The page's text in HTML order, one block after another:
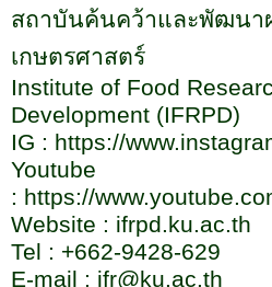
สถาบันค้นคว้าและพัฒน
เกษตรศาสตร์
Institute of Food
Development (IFRPD)
IG : https://
Youtube
: https://
Website : ifrpd.ku.ac.th
Tel : +662-9428-629
E-mail : ifr@ku.ac.th